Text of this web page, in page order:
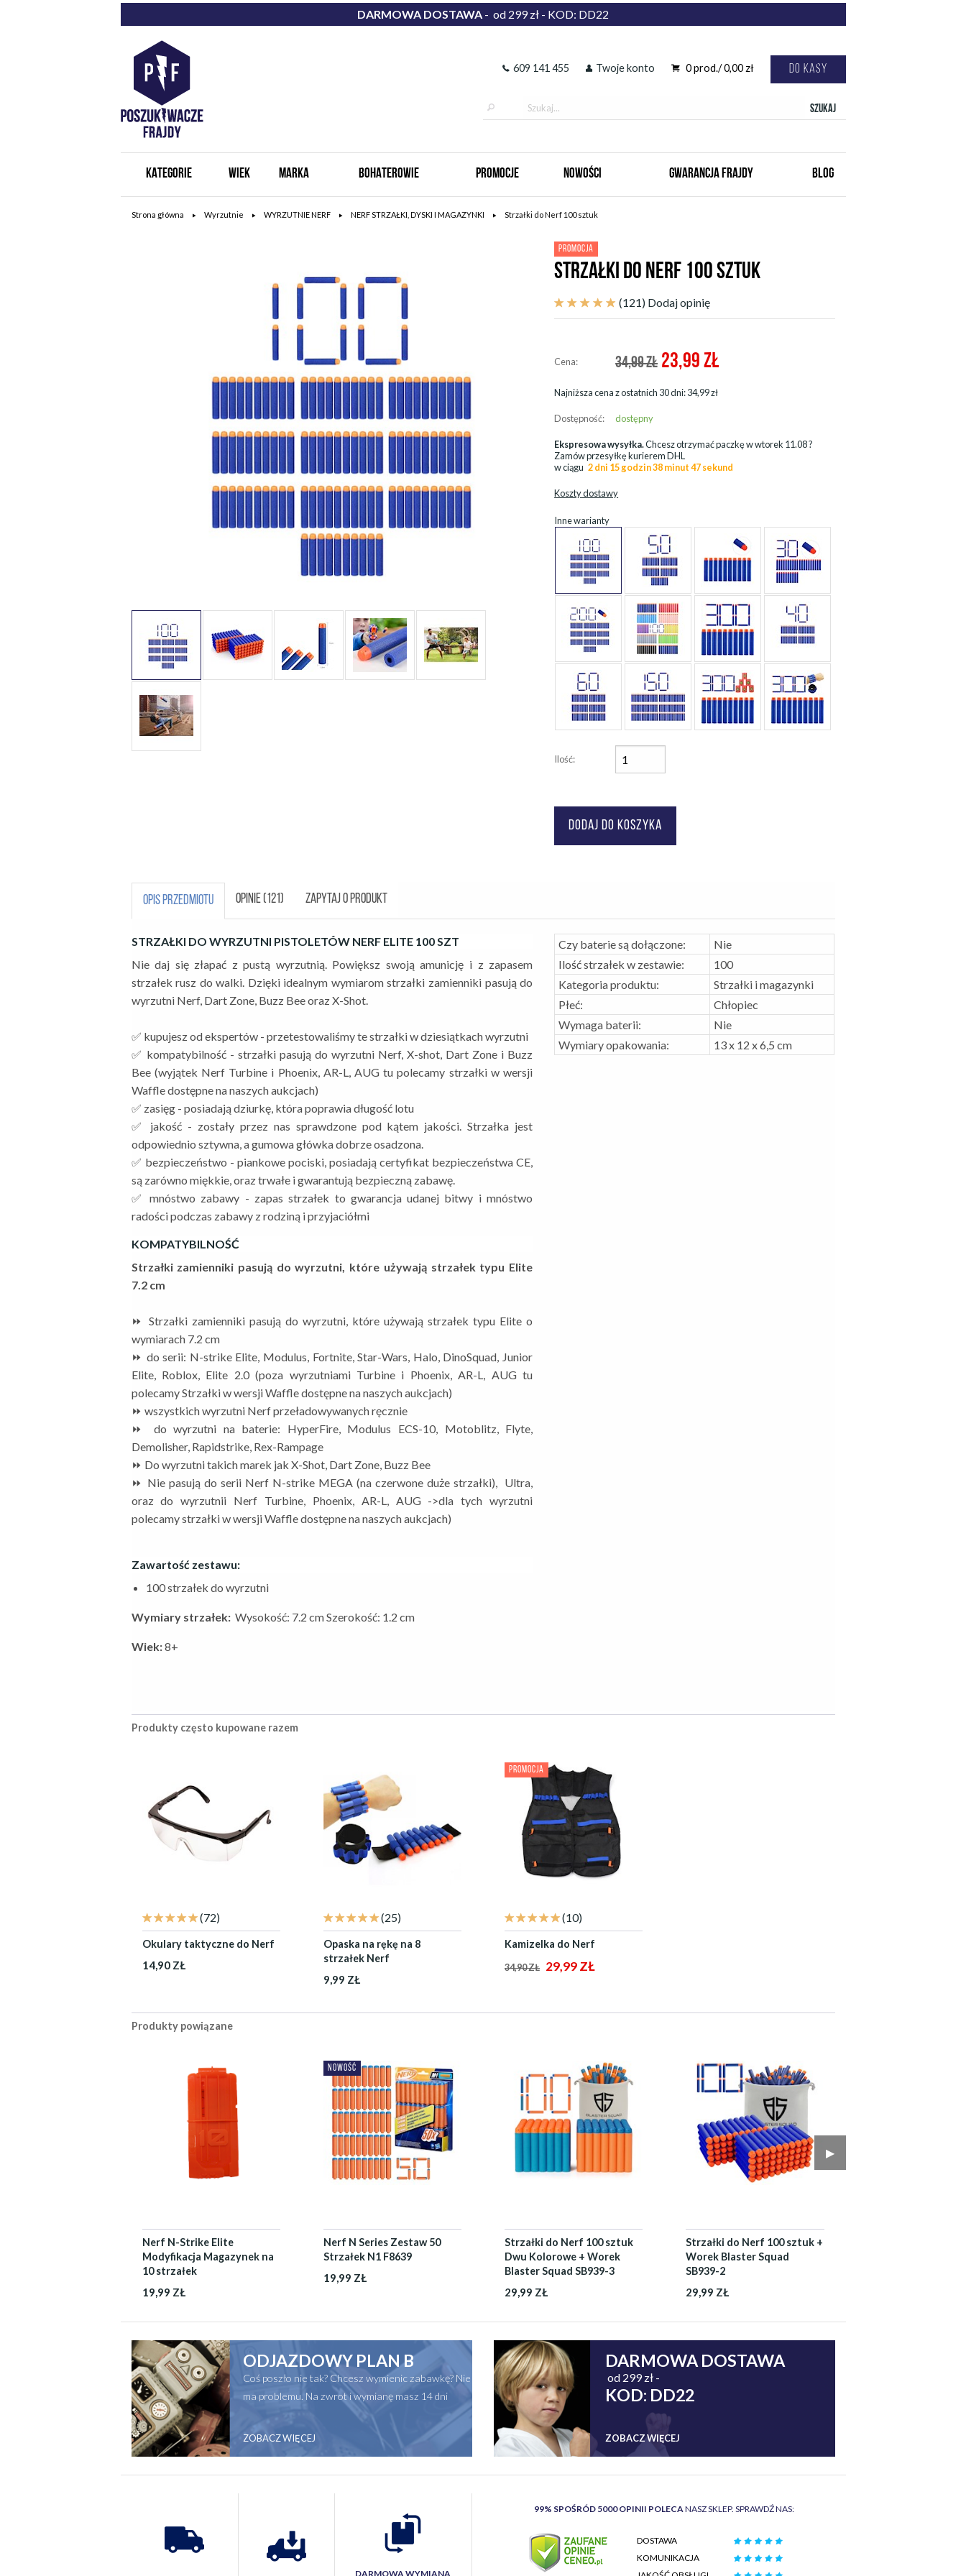
DARMOWA DOSTAWA - od 299 zł - KOD: DD22
609 141 455 Twoje konto 0 prod./0,00 zł Do kasy
Szukaj
KATEGORIE WIEK MARKA BOHATEROWIE PROMOCJE NOWOŚCI GWARANCJA FRAJDY BLOG
Strona główna Wyrzutnie WYRZUTNIE NERF NERF STRZAŁKI, DYSKI I MAGAZYNKI Strzałki do Nerf 100 sztuk
PROMOCJA
STRZAŁKI DO NERF 100 SZTUK
(121) Dodaj opinię
Cena: 34,99 ZŁ 23,99 ZŁ
Najniższa cena z ostatnich 30 dni: 34,99 zł
Dostępność: dostępny
Ekspresowa wysyłka.Chcesz otrzymać paczkę wwtorek 11.08?
Zamów przesyłkę kurierem DHL
w ciągu 2 dni 15 godzin 38 minut 45 sekund
Koszty dostawy
Inne warianty
Ilość:
OPIS PRZEDMIOTU OPINIE (121) ZAPYTAJ O PRODUKT
STRZAŁKI DO WYRZUTNI PISTOLETÓW NERF ELITE 100 SZT
Nie daj się złapać z pustą wyrzutnią. Powiększ swoją amunicję i z zapasem
strzałek rusz do walki. Dzięki idealnym wymiarom strzałki zamienniki pasują do
wyrzutni Nerf, Dart Zone, Buzz Bee oraz X-Shot.
✅ kupujesz od ekspertów - przetestowaliśmy te strzałki w dziesiątkach wyrzutni
✅ kompatybilność - strzałki pasują do wyrzutni Nerf, X-shot, Dart Zone i Buzz
Bee (wyjątek Nerf Turbine i Phoenix, AR-L, AUG tu polecamy strzałki w wersji
Waffle dostępne na naszych aukcjach)
✅ zasięg - posiadają dziurkę, która poprawia długość lotu
✅ jakość - zostały przez nas sprawdzone pod kątem jakości. Strzałka jest
odpowiednio sztywna, a gumowa główka dobrze osadzona.
✅ bezpieczeństwo - piankowe pociski, posiadają certyfikat bezpieczeństwa CE,
są zarówno miękkie, oraz trwałe i gwarantują bezpieczną zabawę.
✅ mnóstwo zabawy - zapas strzałek to gwarancja udanej bitwy i mnóstwo
radości podczas zabawy z rodziną i przyjaciółmi
KOMPATYBILNOŚĆ
Strzałki zamienniki pasują do wyrzutni, które używają strzałek typu Elite
7.2 cm
⏩ Strzałki zamienniki pasują do wyrzutni, które używają strzałek typu Elite o
wymiarach 7.2 cm
⏩ do serii: N-strike Elite, Modulus, Fortnite, Star-Wars, Halo, DinoSquad, Junior
Elite, Roblox, Elite 2.0 (poza wyrzutniami Turbine i Phoenix, AR-L, AUG tu
polecamy Strzałki w wersji Waffle dostępne na naszych aukcjach)
⏩ wszystkich wyrzutni Nerf przeładowywanych ręcznie
⏩ do wyrzutni na baterie: HyperFire, Modulus ECS-10, Motoblitz, Flyte,
Demolisher, Rapidstrike, Rex-Rampage
⏩ Do wyrzutni takich marek jak X-Shot, Dart Zone, Buzz Bee
⏩ Nie pasują do serii Nerf N-strike MEGA (na czerwone duże strzałki), Ultra,
oraz do wyrzutnii Nerf Turbine, Phoenix, AR-L, AUG ->dla tych wyrzutni
polecamy strzałki w wersji Waffle dostępne na naszych aukcjach)
Zawartość zestawu:
100 strzałek do wyrzutni
Wymiary strzałek: Wysokość: 7.2 cm Szerokość: 1.2 cm
Wiek:8+
Czy baterie są dołączone:
Nie
Ilość strzałek w zestawie:
100
Kategoria produktu:
Strzałki i magazynki
Płeć:
Chłopiec
Wymaga baterii:
Nie
Wymiary opakowania:
13 x 12 x 6,5 cm
Produkty często kupowane razem
(72)
Okulary taktyczne do Nerf
14,90 ZŁ
(25)
Opaska na rękę na 8
strzałek Nerf
9,99 ZŁ
PROMOCJA
(10)
Kamizelka do Nerf
34,90 ZŁ 29,99 ZŁ
Produkty powiązane
▶︎
Nerf N-Strike Elite
Modyfikacja Magazynek na
10 strzałek
19,99 ZŁ
NOWOŚĆ
Nerf N Series Zestaw 50
Strzałek N1 F8639
19,99 ZŁ
Strzałki do Nerf 100 sztuk
Dwu Kolorowe + Worek
Blaster Squad SB939-3
29,99 ZŁ
Strzałki do Nerf 100 sztuk +
Worek Blaster Squad
SB939-2
29,99 ZŁ
ODJAZDOWY PLAN B
Coś poszło nie tak? Chcesz wymienic zabawkę? Nie
ma problemu. Na zwrot i wymianę masz 14 dni
ZOBACZ WIĘCEJ
DARMOWA DOSTAWA
od 299 zł -
KOD: DD22
ZOBACZ WIĘCEJ
DARMOWA WYMIANA
99% SPOŚRÓD 5000 OPINII POLECANASZ SKLEP. SPRAWDŹ NAS:
DOSTAWA
KOMUNIKACJA